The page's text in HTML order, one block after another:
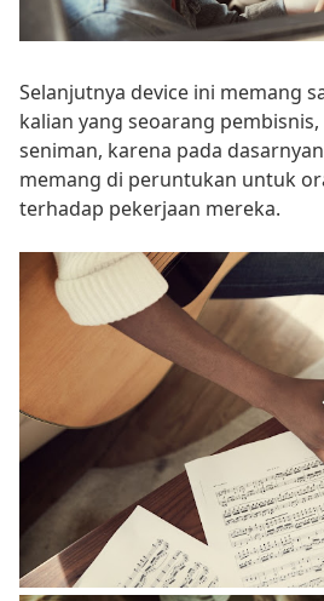
Selanjutnya device ini memang
kalian yang seoarang
seniman, karena pada
memang di peruntukan untuk
terhadap pekerjaan mereka.